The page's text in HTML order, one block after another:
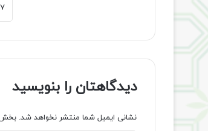
دیدگاهتان را بنویسید
نشانی ایمیل شما منتشر نخواهد شد.